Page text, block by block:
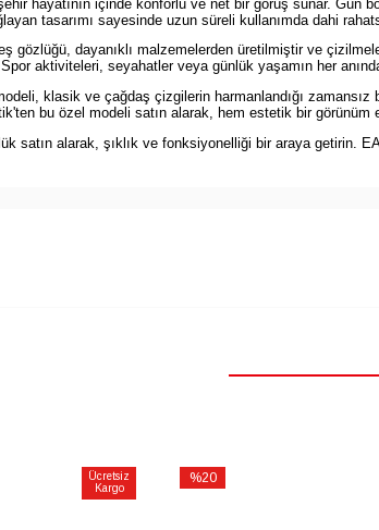
hayatının içinde konforlu ve net bir görüş sunar. Gün
tasarımı sayesinde uzun süreli kullanımda dahi
gözlüğü, dayanıklı malzemelerden üretilmiştir ve
aktiviteleri, seyahatler veya günlük yaşamın her
klasik ve çağdaş çizgilerin harmanlandığı
bu özel modeli satın alarak, hem estetik bir görünüm
satın alarak, şıklık ve fonksiyonelliği bir araya getirin.
Ücretsiz
Kargo
%20